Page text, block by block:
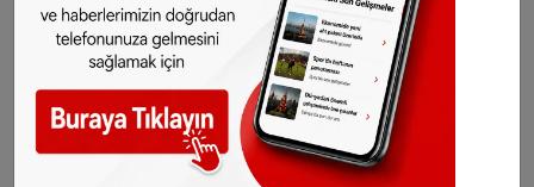
CAK: Kapsayıcılık ve çeşitlilik politikası
uyguluyoruz
CAK sözcüsü, basına yaptığı açıklamada,
kurumun çalışanlara konforlu bir çalışma